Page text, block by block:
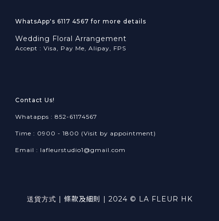
WhatsApp's 6117 4567 for more details
Wedding Floral Arrangement
Accept : Visa, Pay Me, Alipay, FPS
Contact Us!
Whatapps : 852-61174567
Time : 0900 - 1800 (Visit by appointment)
Email : lafleurstudio1@gmail.com
送貨方式 | 條款及細則 | 2024 © LA FLEUR HK